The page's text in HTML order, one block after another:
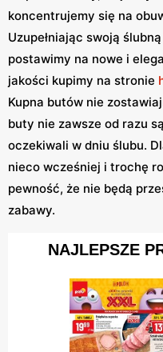
koncentrujemy się na
Uzupełniając swoją
postawimy na nowe i
jakości kupimy na stronie
Kupna butów nie
buty nie zawsze od razu
oczekiwali w dniu ślubu.
nieco wcześniej i trochę
pewność, że nie będą
zabawy.